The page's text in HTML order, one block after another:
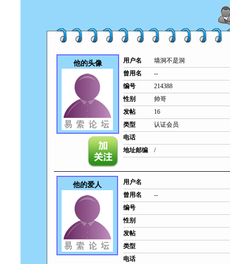
他的头像 用户名
墙洞不是洞
曾用名
--
编号
214388
性别
帅哥
发帖
16
类型
认证会员
电话
地址邮编
/
他的爱人
用户名
曾用名
--
编号
性别
发帖
类型
电话